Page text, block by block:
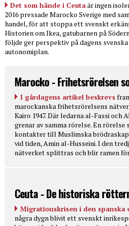
Det som hände i Ceutaär ingen
2016 pressade Marocko Sverige med
handel, för att stoppa ett svenskt
Historien om Ikea, gatubarnen på
följde ger perspektiv på dagens
autonomiplan.
Marocko - Frihetsrörelsen
I gårdagens artikel beskrevs
marockanska frihetsrörelsens
Kairo 1947. Där ledarna al-Fassi och
grenar av samma rörelse. En rörelse
kontakter till Muslimska
vid tiden, Amin al-Husseini. I den
nätverket splittras och blir ramen
Ceuta - De historiska
Migrationskrisen i den spanska
några dygn blivit ett svenskt